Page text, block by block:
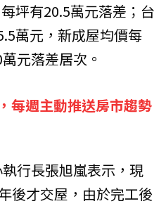
坪有20.5萬元落差；台
萬元，新成屋均價每
元落差居次。
每週主動推送房市趨勢
行長張旭嵐表示，現
後才交屋，由於完工後